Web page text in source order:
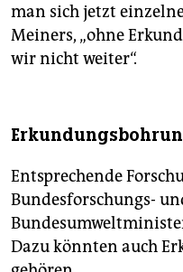
man sich jetzt
Meiners, „ohne
wir nicht weiter“.
Entsprechende
Bundesforschungs-
Dazu könnten auch